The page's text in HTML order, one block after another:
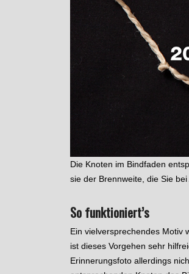
Die Knoten im Bindfaden
sie der Brennweite, die Sie
So funktioniert’s
Ein vielversprechendes Motiv
ist dieses Vorgehen sehr
Erinnerungsfoto allerdings